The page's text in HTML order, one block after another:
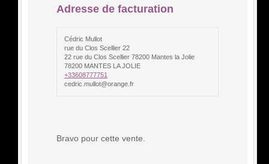
Adresse de facturation
Cédric Mullot
rue du Clos Scellier 22
22 rue du Clos Scellier 78200 Mantes la Jolie
78200 MANTES LA JOLIE
+33608777751
cedric.mullot@orange.fr
Bravo pour cette vente.